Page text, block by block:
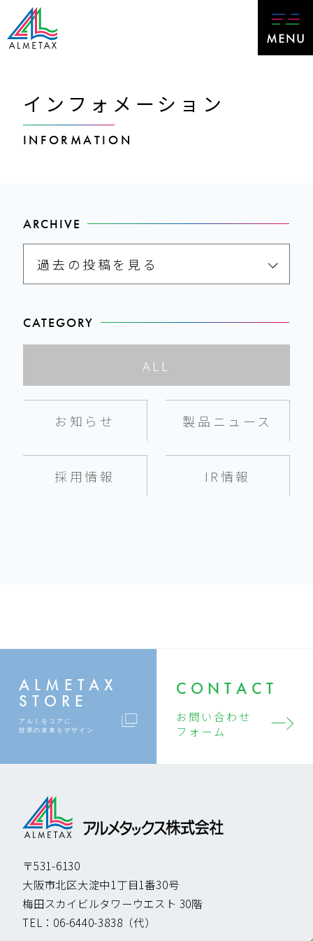
インフォメーション
INFORMATION
ARCHIVE
過去の投稿を見る
CATEGORY
ALL
お知らせ 製品ニュース
採用情報 IR情報
ALMETAX
STORE
アルミをコアに
世界の未来をデザイン
CONTACT
お問い合わせ
フォーム
〒531-6130
大阪市北区大淀中1丁目1番30号
梅田スカイビルタワーウエスト 30階
TEL： 06-6440-3838 （代）